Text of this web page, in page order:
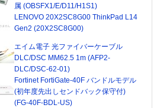
属 (OBSFX1/E/D11/H1S1)
LENOVO 20X2SC8G00 ThinkPad L14
Gen2 (20X2SC8G00)
エイム電子 光ファイバーケーブル
DLC/DSC MM62.5 1m (AFP2-
DLC/DSC-62-01)
Fortinet FortiGate-40F バンドルモデル
(初年度先出しセンドバック保守付)
(FG-40F-BDL-US)